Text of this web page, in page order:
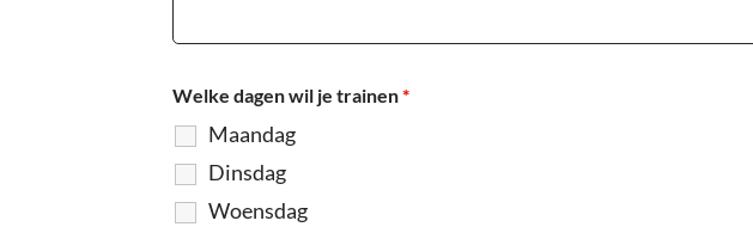
Welke dagen wil je trainen*
Maandag
Dinsdag
Woensdag